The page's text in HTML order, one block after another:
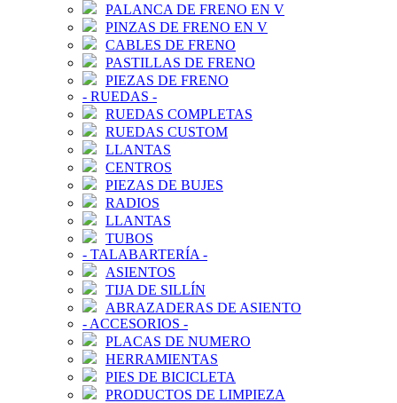
PALANCA DE FRENO EN V
PINZAS DE FRENO EN V
CABLES DE FRENO
PASTILLAS DE FRENO
PIEZAS DE FRENO
- RUEDAS -
RUEDAS COMPLETAS
RUEDAS CUSTOM
LLANTAS
CENTROS
PIEZAS DE BUJES
RADIOS
LLANTAS
TUBOS
- TALABARTERÍA -
ASIENTOS
TIJA DE SILLÍN
ABRAZADERAS DE ASIENTO
- ACCESORIOS -
PLACAS DE NUMERO
HERRAMIENTAS
PIES DE BICICLETA
PRODUCTOS DE LIMPIEZA